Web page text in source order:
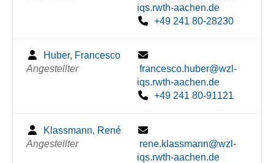
iqs.rwth-aachen.de
+49 241 80-28230
Huber, Francesco
Angestellter
francesco.huber@wzl-
iqs.rwth-aachen.de
+49 241 80-91121
Klassmann, René
Angestellter
rene.klassmann@wzl-
iqs.rwth-aachen.de